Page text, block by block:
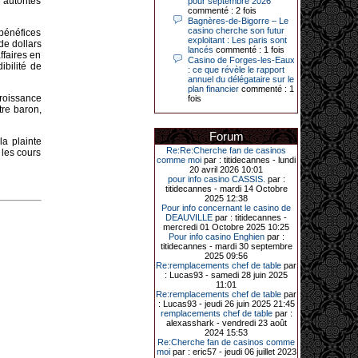
dollars
en
de
baron,
plainte
cours
Le plus gros gain gagné depuis plus
de 20 ans dans l’établissement.
31-03-2026|
Série de jackpots au casino JOA de
Gujan-Mestras : ce mois de mars a
été fructueux pour quelques
une machine à sous pour une mise
initiale de 5,28 €. Puis quelques
jours plus tard, le vendredi 27 mars,
un joueur a décroché 12 086 euros
sur une autre machine à sous.
Enfin, troisième et dernier jackpot,
record cette fois-ci, le samedi 28
mars dernier. Quelque 111 322
euros ont été remportés sur la table
d’Ultimate Texas Hold’em Poker,
grâce à une mise de 5 euros sur la
case bonus et une quinte flush
royale. Ces gains ont été annoncés
dans un communiqué diffusé par le
casino ce lundi 30 mars en soirée.
11-01-2026|
Dimanche 11 janvier, en soirée, une
cliente retraitée de 78 ans, habitant
Trémuson, a eu l’énorme surprise
commenté : 2 fois
Bagnères-de-Bigorre – Le
casino cherche son futur
exploitant : Les paris sont
lancés commenté : 1 fois
Casino de Forges-les-Eaux
: ce que révèle le rapport
annuel du délégataire sur le
plan financier commenté : 1
fois
Forum
Re:Re:Cherche fan de casinos
comme moi par : titidecannes - lundi
20 avril 2026 10:01
pour info casino CASSIS. par :
titidecannes - mardi 14 Octobre
2025 12:38
Pour info concernant le casino de
DEAUVILLE par : titidecannes -
mercredi 01 Octobre 2025 10:25
Pour info casino Enghienpar :
titidecannes - mardi 30 septembre
2025 09:56
Re:remplacements chef de table par
: Lucas93 - samedi 28 juin 2025
11:01
Re:remplacements chef de table par
: Lucas93 - jeudi 26 juin 2025 21:45
remplacements chef de tablepar :
alexasshark - vendredi 23 août
2024 15:53
Re:Cherche fan de casinos comme
moipar : eric57 - jeudi 06 juillet 2023